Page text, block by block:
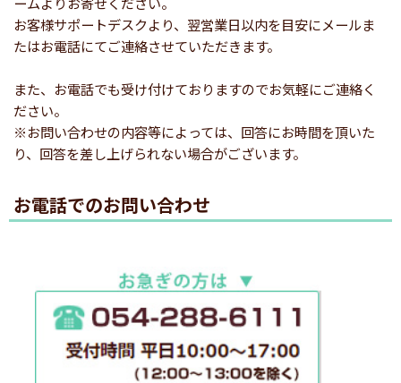
お客様サポートデスクより、翌営業日以内を目安にメールま
たはお電話にてご連絡させていただきます。
また、お電話でも受け付けておりますのでお気軽にご連絡く
ださい。
※お問い合わせの内容等によっては、回答にお時間を頂いた
り、回答を差し上げられない場合がございます。
お電話でのお問い合わせ